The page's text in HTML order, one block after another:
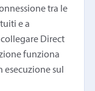
tra le
e a
Direct
funziona
sul